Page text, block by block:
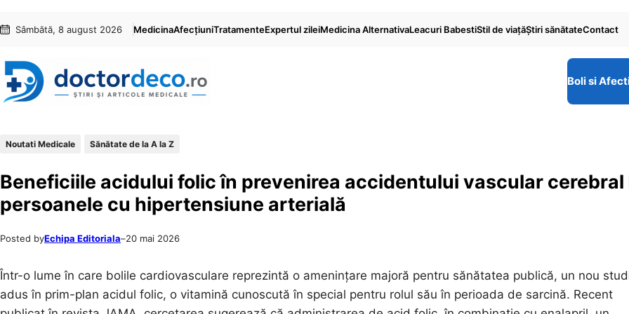
conținut
content
Sâmbătă, 8 august 2026 MedicinaAfecțiuniTratamenteExpertul zileiMedicina AlternativaLeacuri BabestiStil de viaţăŞtiri sănătateContact
Boli si
Noutati Medicale Sănătate de la A la Z
Beneficiile acidului folic în prevenirea accidentului vascular cerebral
persoanele cu hipertensiune arterială
Posted byEchipa Editoriala–20 mai 2026
Într-o lume în care bolile cardiovasculare reprezintă o amenințare majoră pentru sănătatea publică, un nou
adus în prim-plan acidul folic, o vitamină cunoscută în special pentru rolul său în perioada de sarcină. Recent